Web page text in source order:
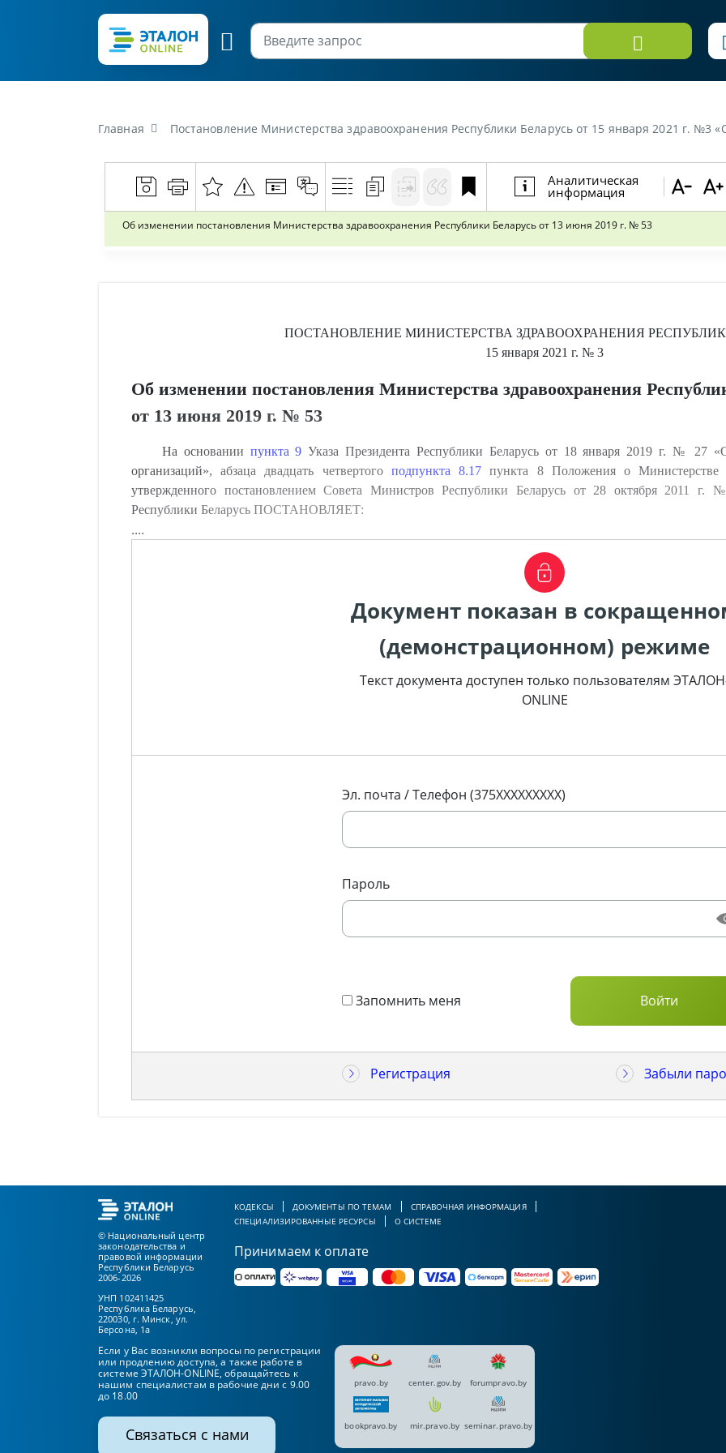
Главная Постановление Министерства здравоохранения Республики Беларусь от 15 января 2021 г. №3 «Об изменении постановления
Аналитическая
информация
Об изменении постановления Министерства здравоохранения Республики Беларусь от 13 июня 2019 г. № 53
ПОСТАНОВЛЕНИЕ МИНИСТЕРСТВА ЗДРАВООХРАНЕНИЯ
15 января 2021 г. № 3
Об изменении постановления Министерства здравоохранения
от 13 июня 2019 г. № 53
На основании пункта 9 Указа Президента Республики Беларусь от 18 января 2019 г. № 27
организаций», абзаца двадцать четвертого подпункта 8.17 пункта 8 Положения о Министерстве
утвержденного постановлением Совета Министров Республики Беларусь от 28 октября 2011 г.
Республики Беларусь ПОСТАНОВЛЯЕТ:
....
Документ показан в
(демонстрационном) режиме
Текст документа доступен только пользователям
ONLINE
Эл. почта / Телефон (375XXXXXXXXX)
Пароль
Запомнить меня
Регистрация Забыли
© Национальный центр
законодательства и
правовой информации
Республики Беларусь
2006-2026
УНП 102411425
Республика Беларусь,
220030, г. Минск, ул.
Берсона, 1а
КОДЕКСЫ ДОКУМЕНТЫ ПО ТЕМАМ
СПРАВОЧНАЯ ИНФОРМАЦИЯ
СПЕЦИАЛИЗИРОВАННЫЕ РЕСУРСЫ
О СИСТЕМЕ
Принимаем к оплате
Если у Вас возникли вопросы по регистрации
или продлению доступа, а также работе в
системе ЭТАЛОН-ONLINE, обращайтесь к
нашим специалистам в рабочие дни с 9.00
до 18.00
Связаться с нами
pravo.by center.gov.by forumpravo.by
bookpravo.by mir.pravo.by seminar.pravo.by